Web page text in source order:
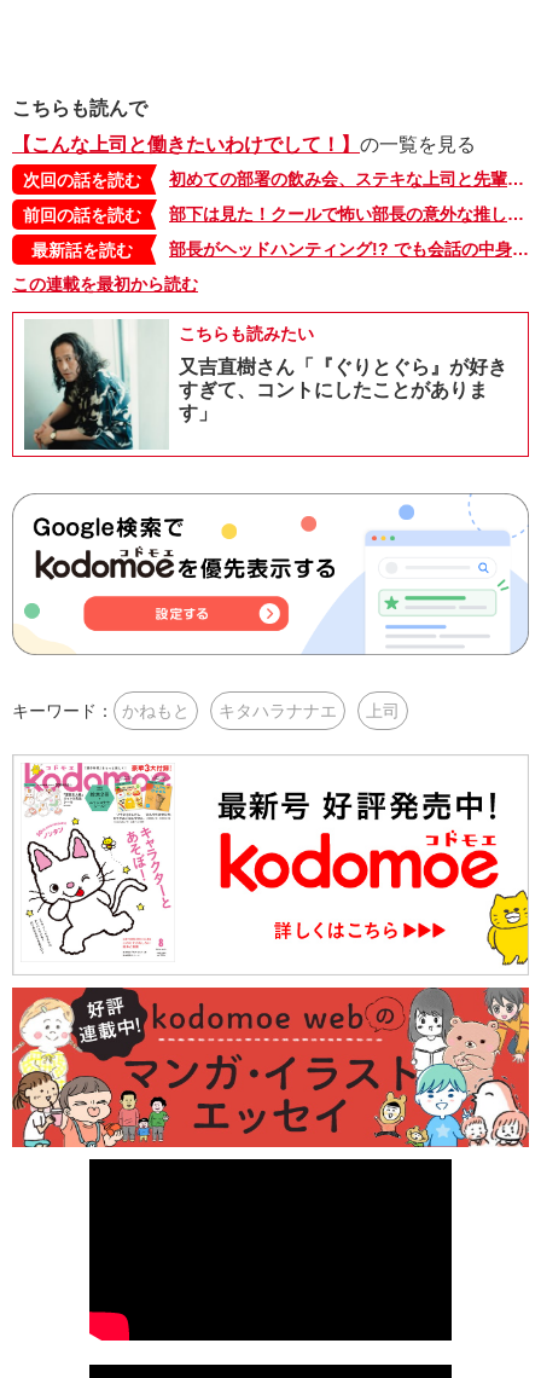
こちらも読んで
【こんな上司と働きたいわけでして！】 の一覧を見る
次回の話を読む
初めての部署の飲み会、ステキな上司と先輩たち…がなんか思ってたんと違う！【こんな上司と働きたいわけでして！06】
前回の話を読む
部下は見た！クールで怖い部長の意外な推しキャラ…【こんな上司と働きたいわけでして！ 02】
最新話を読む
部長がヘッドハンティング!? でも会話の中身は子どものオペレーション!?【こんな上司と働きたいわけでして！58】
この連載を最初から読む
こちらも読みたい
又吉直樹さん「『ぐりとぐら』が好き
すぎて、コントにしたことがありま
す」
キーワード： かねもと キタハラナナエ 上司